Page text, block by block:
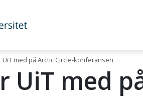
med på Arctic Circle-konferansen
UiT med